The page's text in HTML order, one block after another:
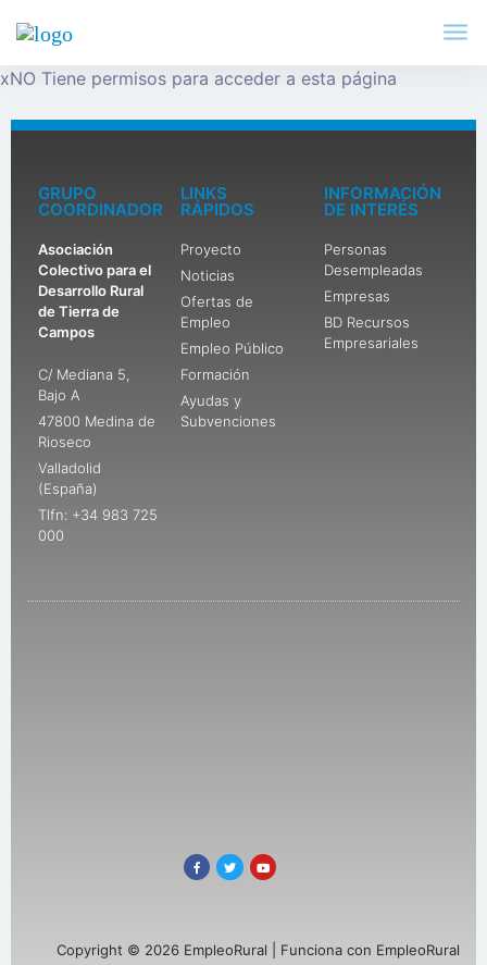
xNO Tiene permisos para acceder a esta página
GRUPO
COORDINADOR
Asociación
Colectivo para el
Desarrollo Rural
de Tierra de
Campos
C/ Mediana 5,
Bajo A
47800 Medina de
Rioseco
Valladolid
(España)
Tlfn: +34 983 725
000
LINKS
RÁPIDOS
Proyecto
Noticias
Ofertas de
Empleo
Empleo Público
Formación
Ayudas y
Subvenciones
INFORMACIÓN
DE INTERÉS
Personas
Desempleadas
Empresas
BD Recursos
Empresariales
Copyright © 2026 EmpleoRural | Funciona con EmpleoRural